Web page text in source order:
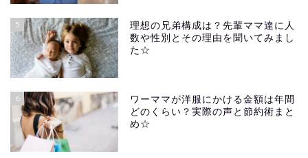
5
理想の兄弟構成は？先輩ママ達に人
数や性別とその理由を聞いてみまし
た☆
6
ワーママが洋服にかける金額は年間
どのくらい？実際の声と節約術まと
め☆